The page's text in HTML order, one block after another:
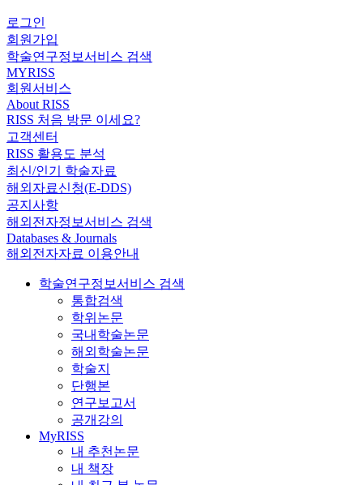
로그인
회원가입
학술연구정보서비스 검색
MYRISS
회원서비스
About RISS
RISS 처음 방문 이세요?
고객센터
RISS 활용도 분석
최신/인기 학술자료
해외자료신청(E-DDS)
공지사항
해외전자정보서비스 검색
Databases & Journals
해외전자자료 이용안내
학술연구정보서비스 검색
통합검색
학위논문
국내학술논문
해외학술논문
학술지
단행본
연구보고서
공개강의
MyRISS
내 추천논문
내 책장